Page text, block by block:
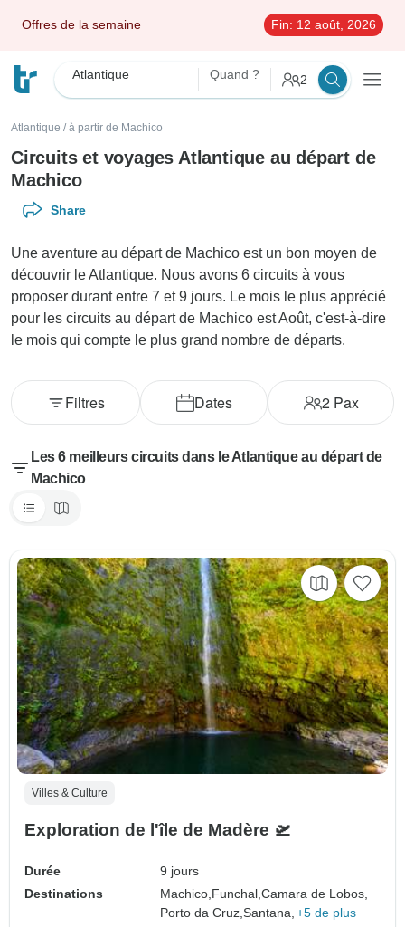
Offres de la semaine Fin: 12 août, 2026
Atlantique Quand ? 2
Atlantique / à partir de Machico
Circuits et voyages Atlantique au départ de
Machico
Share
Une aventure au départ de Machico est un bon moyen de
découvrir le Atlantique. Nous avons 6 circuits à vous
proposer durant entre 7 et 9 jours. Le mois le plus apprécié
pour les circuits au départ de Machico est Août, c'est-à-dire
le mois qui compte le plus grand nombre de départs.
Dates 2Pax
Filtres
Les 6 meilleurs circuits dans le Atlantique au départ de
Machico
Villes & Culture
Exploration de l'île de Madère 🛫
Durée
9 jours
Destinations
Machico, Funchal,Camara de Lobos,
Porto da Cruz,Santana, +5 de plus